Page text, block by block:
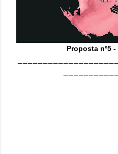
Proposta nº5 -